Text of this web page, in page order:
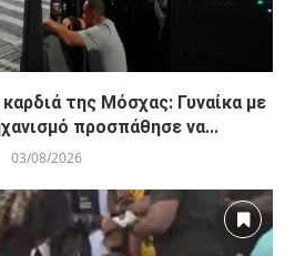
της Μόσχας: Γυναίκα με
προσπάθησε να...
03/08/2026